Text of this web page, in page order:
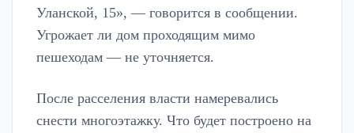
Уланской, 15», — говорится в сообщении.
Угрожает ли дом проходящим мимо
пешеходам — не уточняется.
После расселения власти намеревались
снести многоэтажку. Что будет построено на